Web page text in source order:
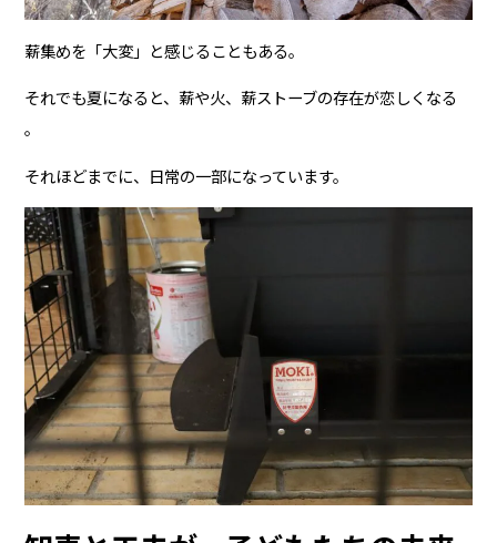
薪集めを「大変」と感じることもある。
それでも夏になると、薪や火、薪ストーブの存在が恋しくなる
――。
それほどまでに、日常の一部になっています。